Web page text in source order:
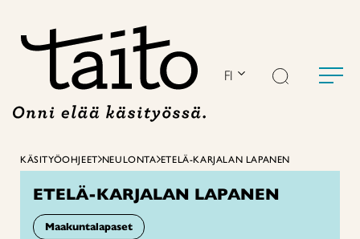
FI
KÄSITYÖOHJEET NEULONTA ETELÄ-KARJALAN LAPANEN
ETELÄ-KARJALAN LAPANEN
Maakuntalapaset